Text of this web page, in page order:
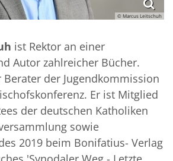
© Marcus Leitschuh
ist Rektor an einer
Autor zahlreicher Bücher.
Berater der Jugendkommission
Er ist Mitglied
der deutschen Katholiken
sowie
2019 beim Bonifatius- Verlag